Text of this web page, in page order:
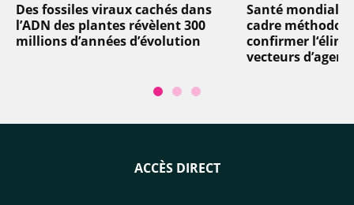
Des fossiles viraux cachés dans
l’ADN des plantes révèlent 300
millions d’années d’évolution
Santé mondiale
cadre
confirmer
vecteurs
ACCÈS DIRECT